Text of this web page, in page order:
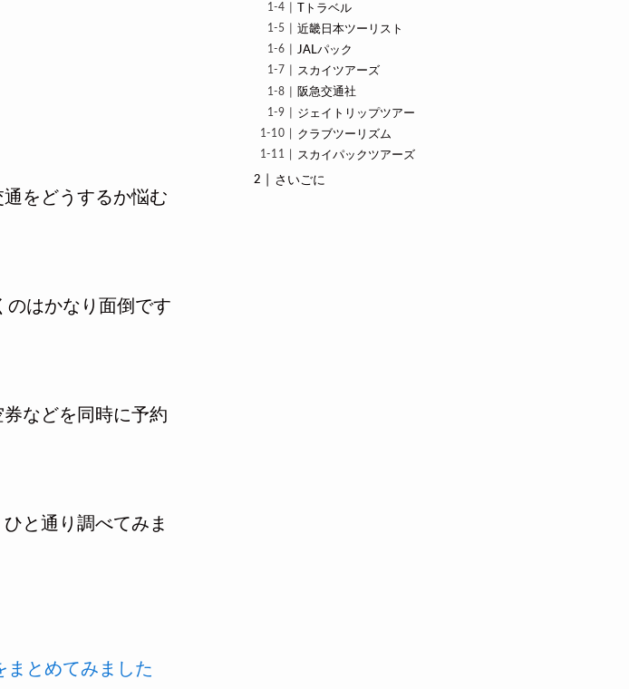
をどうするか悩む
のはかなり面倒です
などを同時に予約
と通り調べてみま
まとめてみました
Tトラベル
近畿日本ツーリスト
JALパック
スカイツアーズ
阪急交通社
ジェイトリップツアー
クラブツーリズム
スカイパックツアーズ
さいごに